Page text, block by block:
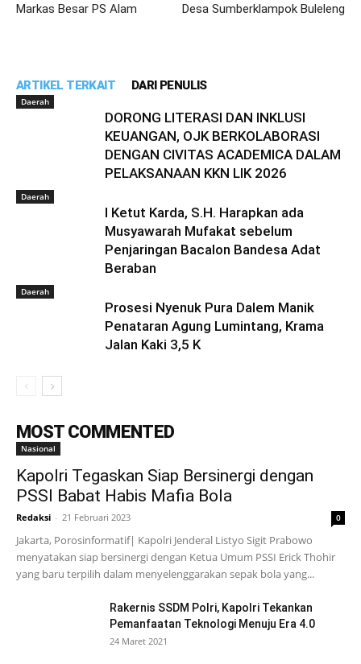
Markas Besar PS Alam
Desa Sumberklampok Buleleng
ARTIKEL TERKAIT DARI PENULIS
Daerah
DORONG LITERASI DAN INKLUSI
KEUANGAN, OJK BERKOLABORASI
DENGAN CIVITAS ACADEMICA DALAM
PELAKSANAAN KKN LIK 2026
Daerah
I Ketut Karda, S.H. Harapkan ada
Musyawarah Mufakat sebelum
Penjaringan Bacalon Bandesa Adat
Beraban
Daerah
Prosesi Nyenuk Pura Dalem Manik
Penataran Agung Lumintang, Krama
Jalan Kaki 3,5 K
MOST COMMENTED
Nasional
Kapolri Tegaskan Siap Bersinergi dengan
PSSI Babat Habis Mafia Bola
Redaksi - 21 Februari 2023 0
Jakarta, Porosinformatif| Kapolri Jenderal Listyo Sigit Prabowo
menyatakan siap bersinergi dengan Ketua Umum PSSI Erick Thohir
yang baru terpilih dalam menyelenggarakan sepak bola yang...
Rakernis SSDM Polri, Kapolri Tekankan
Pemanfaatan Teknologi Menuju Era 4.0
24 Maret 2021